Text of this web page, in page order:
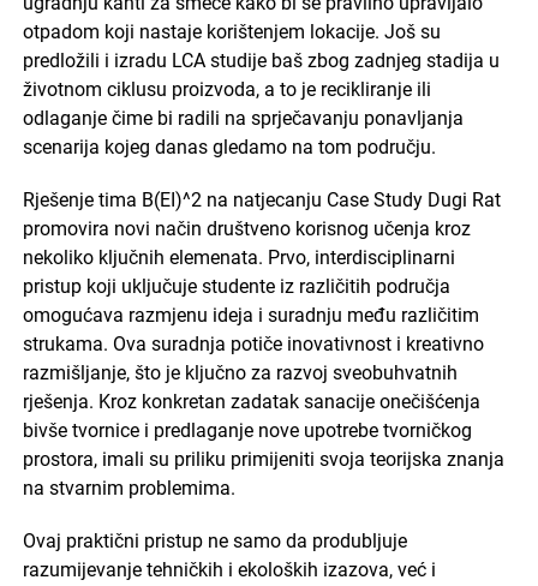
otpadom koji nastaje korištenjem lokacije. Još su
predložili i izradu LCA studije baš zbog zadnjeg stadija u
životnom ciklusu proizvoda, a to je recikliranje ili
odlaganje čime bi radili na sprječavanju ponavljanja
scenarija kojeg danas gledamo na tom području.
Rješenje tima B(EI)^2 na natjecanju Case Study Dugi Rat
promovira novi način društveno korisnog učenja kroz
nekoliko ključnih elemenata. Prvo, interdisciplinarni
pristup koji uključuje studente iz različitih područja
omogućava razmjenu ideja i suradnju među različitim
strukama. Ova suradnja potiče inovativnost i kreativno
razmišljanje, što je ključno za razvoj sveobuhvatnih
rješenja. Kroz konkretan zadatak sanacije onečišćenja
bivše tvornice i predlaganje nove upotrebe tvorničkog
prostora, imali su priliku primijeniti svoja teorijska znanja
na stvarnim problemima.
Ovaj praktični pristup ne samo da produbljuje
razumijevanje tehničkih i ekoloških izazova, već i